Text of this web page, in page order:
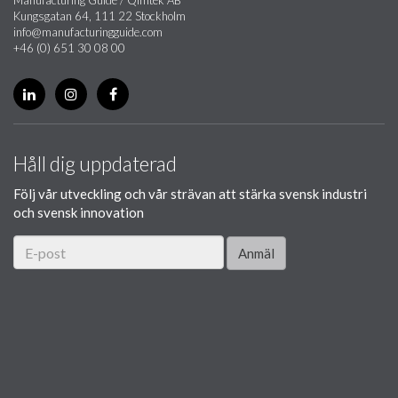
Kungsgatan 64, 111 22 Stockholm
info@manufacturingguide.com
+46 (0) 651 30 08 00
Håll dig uppdaterad
Följ vår utveckling och vår strävan att stärka svensk industri
och svensk innovation
Anmäl